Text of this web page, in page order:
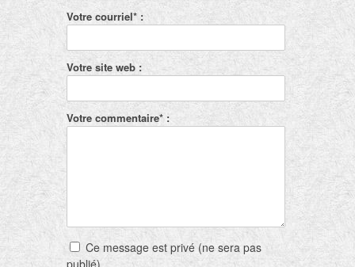
Votre courriel* :
Votre site web :
Votre commentaire* :
Ce message est privé (ne sera pas